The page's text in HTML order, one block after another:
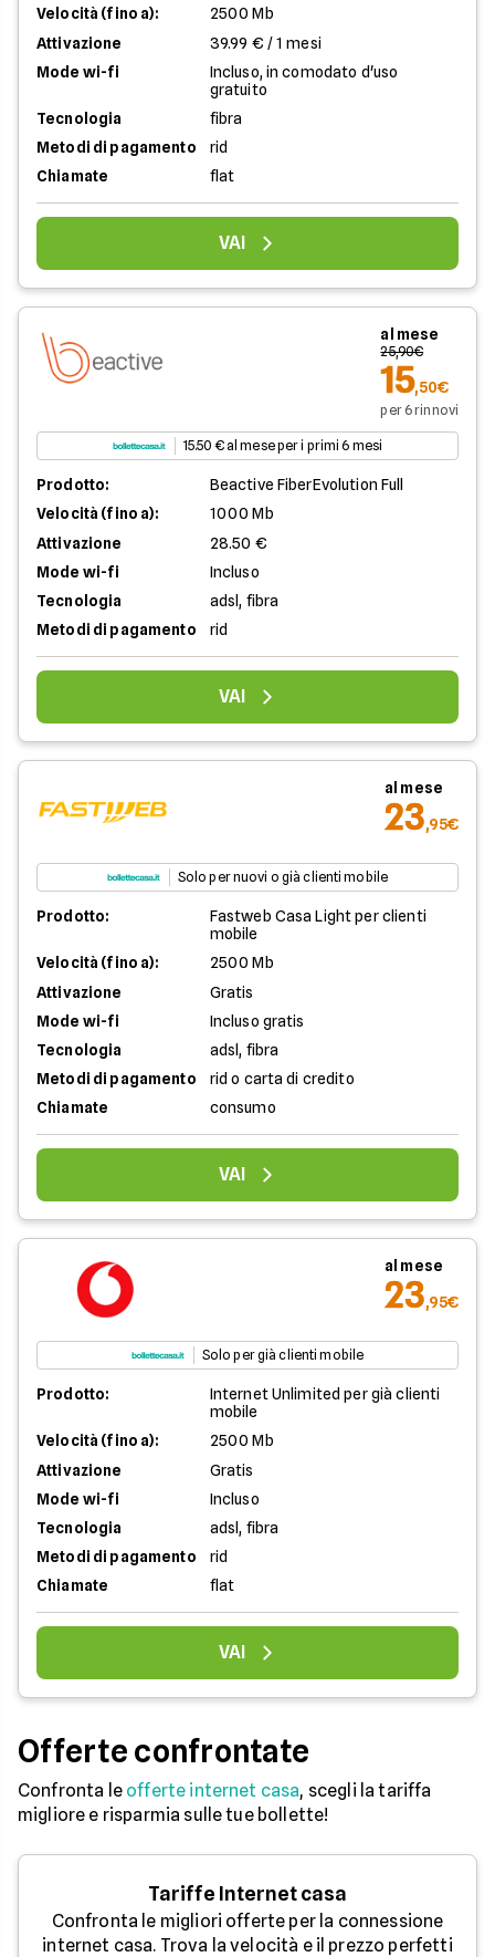
Velocità (fino a):
2500 Mb
Attivazione
39.99 € / 1 mesi
Mode wi-fi
Incluso, in comodato d'uso
gratuito
Tecnologia
fibra
Metodi di pagamento
rid
Chiamate
flat
VAI
al mese
25,90€
15,50€
per 6 rinnovi
15.50 € al mese per i primi 6 mesi
Prodotto:
Beactive FiberEvolution Full
Velocità (fino a):
1000 Mb
Attivazione
28.50 €
Mode wi-fi
Incluso
Tecnologia
adsl, fibra
Metodi di pagamento
rid
VAI
al mese
23,95€
Solo per nuovi o già clienti mobile
Prodotto:
Fastweb Casa Light per clienti
mobile
Velocità (fino a):
2500 Mb
Attivazione
Gratis
Mode wi-fi
Incluso gratis
Tecnologia
adsl, fibra
Metodi di pagamento
rid o carta di credito
Chiamate
consumo
VAI
al mese
23,95€
Solo per già clienti mobile
Prodotto:
Internet Unlimited per già clienti
mobile
Velocità (fino a):
2500 Mb
Attivazione
Gratis
Mode wi-fi
Incluso
Tecnologia
adsl, fibra
Metodi di pagamento
rid
Chiamate
flat
VAI
Offerte confrontate
Confronta le offerte internet casa, scegli la tariffa
migliore e risparmia sulle tue bollette!
Tariffe Internet casa
Confronta le migliori offerte per la connessione
internet casa. Trova la velocità e il prezzo perfetti